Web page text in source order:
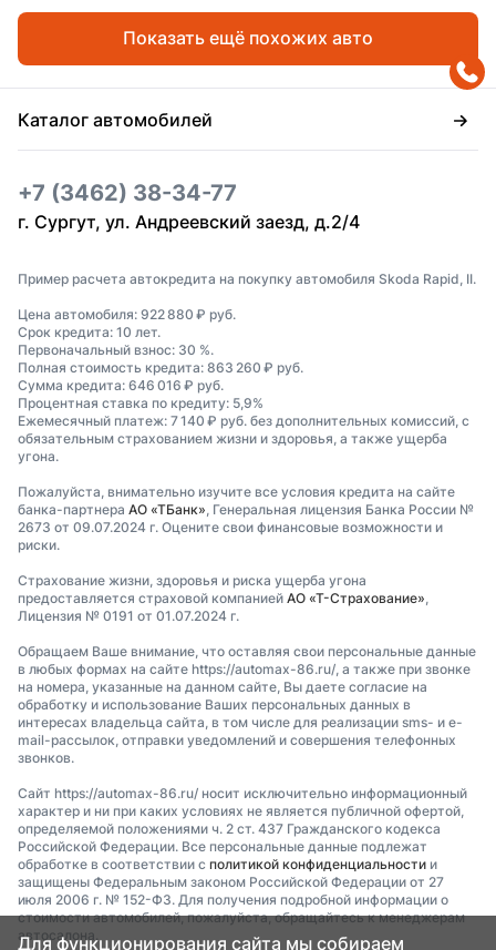
Показать ещё похожих авто
Каталог автомобилей
+7 (3462) 38-34-77
г. Сургут, ул. Андреевский заезд, д.2/4
Пример расчета автокредита на покупку автомобиля Skoda Rapid, II.
Цена автомобиля: 922 880 ₽ руб.
Срок кредита: 10 лет.
Первоначальный взнос: 30 %.
Полная стоимость кредита: 863 260 ₽ руб.
Сумма кредита: 646 016 ₽ руб.
Процентная ставка по кредиту: 5,9%
Ежемесячный платеж: 7 140 ₽ руб. без дополнительных комиссий, с
обязательным страхованием жизни и здоровья, а также ущерба
угона.
Пожалуйста, внимательно изучите все условия кредита на сайте
банка-партнера АО «ТБанк», Генеральная лицензия Банка России №
2673 от 09.07.2024 г. Оцените свои финансовые возможности и
риски.
Страхование жизни, здоровья и риска ущерба угона
предоставляется страховой компанией АО «Т-Страхование»,
Лицензия № 0191 от 01.07.2024 г.
Обращаем Ваше внимание, что оставляя свои персональные данные
в любых формах на сайте https://automax-86.ru/, а также при звонке
на номера, указанные на данном сайте, Вы даете согласие на
обработку и использование Ваших персональных данных в
интересах владельца сайта, в том числе для реализации sms- и e-
mail-рассылок, отправки уведомлений и совершения телефонных
звонков.
Сайт https://automax-86.ru/ носит исключительно информационный
характер и ни при каких условиях не является публичной офертой,
определяемой положениями ч. 2 ст. 437 Гражданского кодекса
Российской Федерации. Все персональные данные подлежат
обработке в соответствии с политикой конфиденциальности и
защищены Федеральным законом Российской Федерации от 27
июля 2006 г. № 152-ФЗ. Для получения подробной информации о
стоимости автомобилей, пожалуйста, обращайтесь к менеджерам
автосалона.
Для функционирования сайта мы собираем